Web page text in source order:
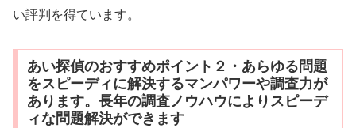
い評判を得ています。
あい探偵のおすすめポイント２・あらゆる問題
をスピーディに解決するマンパワーや調査力が
あります。長年の調査ノウハウによりスピーデ
ィな問題解決ができます